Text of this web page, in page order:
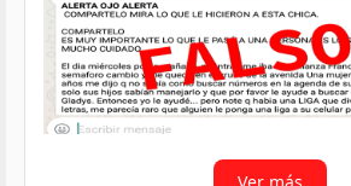
Ver más